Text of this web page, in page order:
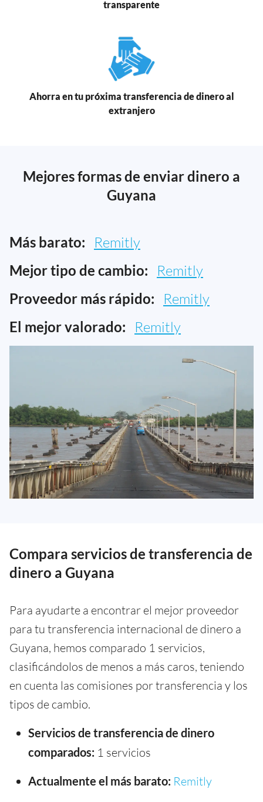
transparente
Ahorra en tu próxima transferencia de dinero al
extranjero
Mejores formas de enviar dinero a
Guyana
Más barato: Remitly
Mejor tipo de cambio: Remitly
Proveedor más rápido: Remitly
El mejor valorado: Remitly
Compara servicios de transferencia de
dinero a Guyana
Para ayudarte a encontrar el mejor proveedor
para tu transferencia internacional de dinero a
Guyana, hemos comparado 1 servicios,
clasificándolos de menos a más caros, teniendo
en cuenta las comisiones por transferencia y los
tipos de cambio.
Servicios de transferencia de dinero
comparados: 1 servicios
Actualmente el más barato: Remitly